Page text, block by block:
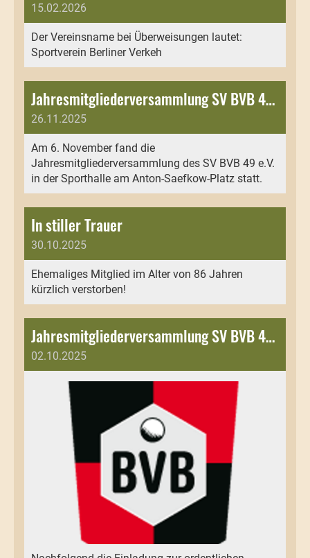
15.02.2026
Der Vereinsname bei Überweisungen lautet:
Sportverein Berliner Verkeh
Jahresmitgliederversammlung SV BVB 49 e.V.
26.11.2025
Am 6. November fand die
Jahresmitgliederversammlung des SV BVB 49 e.V.
in der Sporthalle am Anton-Saefkow-Platz statt.
In stiller Trauer
30.10.2025
Ehemaliges Mitglied im Alter von 86 Jahren
kürzlich verstorben!
Jahresmitgliederversammlung SV BVB 49 e.V. 2025
02.10.2025